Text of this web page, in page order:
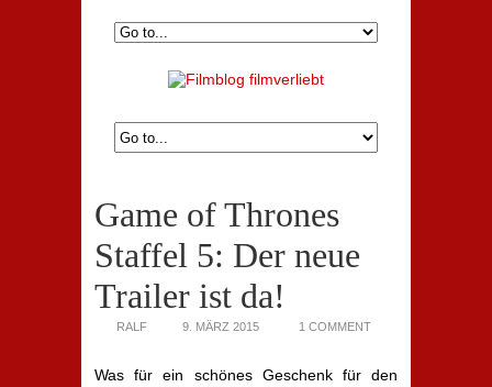
Game of Thrones
Staffel 5: Der neue
Trailer ist da!
RALF 9. MÄRZ 2015 1 COMMENT
Was für ein schönes Geschenk für den